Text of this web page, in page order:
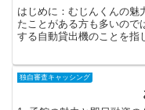
はじめに：むじんくんの魅
たことがある方も多いので
する自動貸出機のことを指
ービスは、現代社会にお
独自審査キャッシング